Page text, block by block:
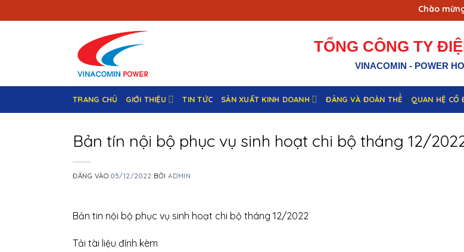
qua
Chào mừng
TỔNG CÔNG TY
VINACOMIN - POWER
TRANG CHỦ GIỚI THIỆU TIN TỨC SẢN XUẤT KINH DOANH ĐẢNG VÀ ĐOÀN THỂ QUAN HỆ CỔ
Bản tín nội bộ phục vụ sinh hoạt chi bộ tháng 12/
ĐĂNG VÀO05/12/2022 BỞIADMIN
Bản tin nội bộ phục vụ sinh hoạt chi bộ tháng 12/2022
Tải tài liệu đính kèm